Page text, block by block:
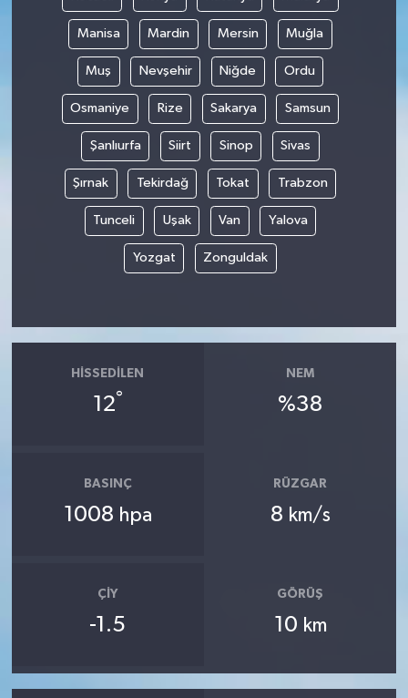
Manisa Mardin Mersin Muğla
Muş Nevşehir Niğde Ordu
Osmaniye Rize Sakarya Samsun
Şanlıurfa Siirt Sinop Sivas
Şırnak Tekirdağ Tokat Trabzon
Tunceli Uşak Van Yalova
Yozgat Zonguldak
HISSEDILEN
12°
NEM
%38
BASINÇ
1008 hpa
RÜZGAR
8 km/s
ÇIY
-1.5
GÖRÜŞ
10 km